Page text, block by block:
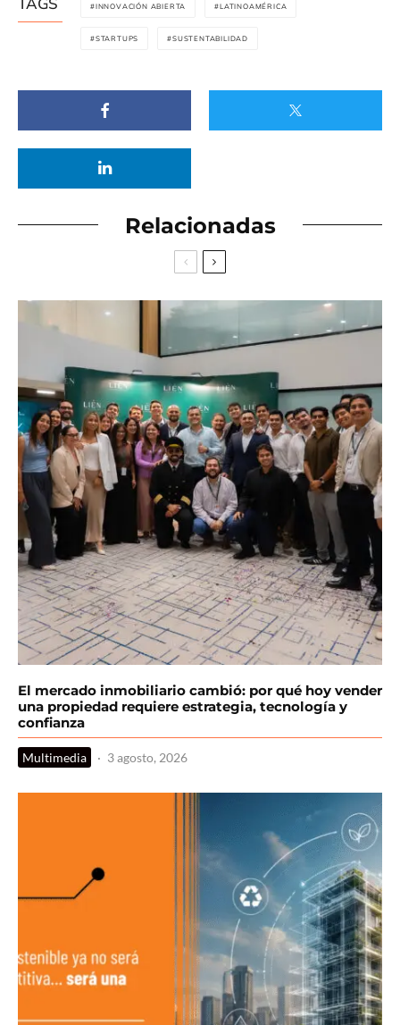
INNOVACIÓN ABIERTA LATINOAMÉRICA
STARTUPS SUSTENTABILIDAD
Relacionadas
El mercado inmobiliario cambió: por qué hoy vender
una propiedad requiere estrategia, tecnología y
confianza
Multimedia · 3 agosto, 2026